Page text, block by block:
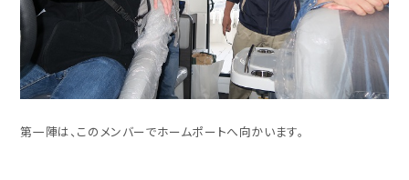
第一陣は、このメンバーでホームポートへ向かいます。